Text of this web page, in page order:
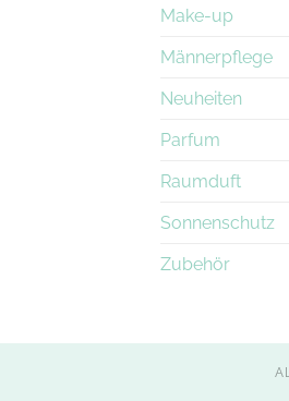
Make-up
Männerpflege
Neuheiten
Parfum
Raumduft
Sonnenschutz
Zubehör